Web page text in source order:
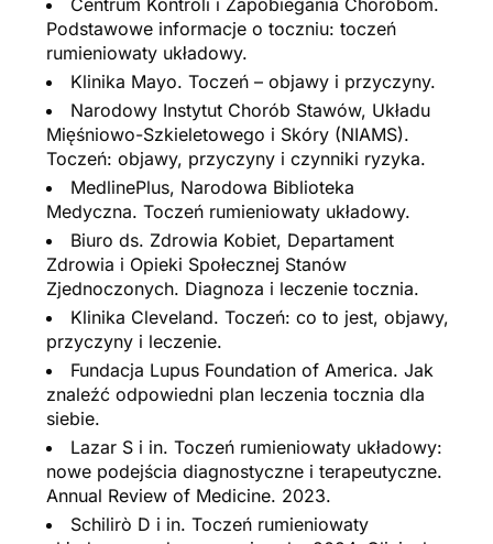
Podstawowe informacje o toczniu: toczeń
rumieniowaty układowy.
Klinika Mayo. Toczeń – objawy i przyczyny.
Narodowy Instytut Chorób Stawów, Układu
Mięśniowo-Szkieletowego i Skóry (NIAMS).
Toczeń: objawy, przyczyny i czynniki ryzyka.
MedlinePlus, Narodowa Biblioteka
Medyczna. Toczeń rumieniowaty układowy.
Biuro ds. Zdrowia Kobiet, Departament
Zdrowia i Opieki Społecznej Stanów
Zjednoczonych. Diagnoza i leczenie tocznia.
Klinika Cleveland. Toczeń: co to jest, objawy,
przyczyny i leczenie.
Fundacja Lupus Foundation of America. Jak
znaleźć odpowiedni plan leczenia tocznia dla
siebie.
Lazar S i in. Toczeń rumieniowaty układowy:
nowe podejścia diagnostyczne i terapeutyczne.
Annual Review of Medicine. 2023.
Schilirò D i in. Toczeń rumieniowaty